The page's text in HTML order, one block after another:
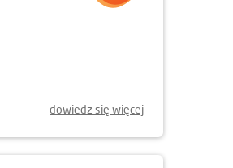
dowiedz się więcej